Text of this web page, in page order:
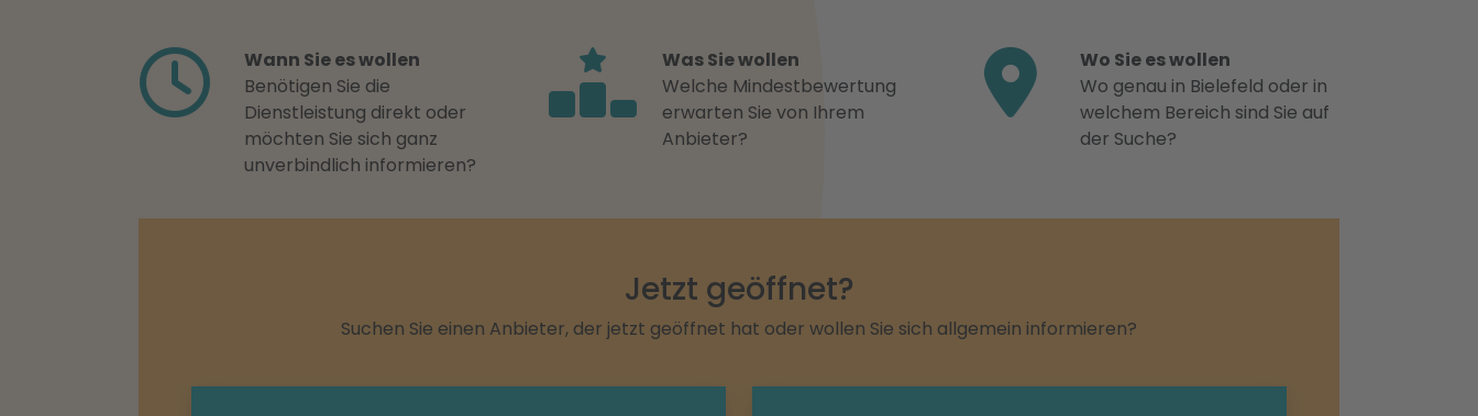
Wann Sie es wollen
Benötigen Sie die
Dienstleistung direkt oder
möchten Sie sich ganz
unverbindlich informieren?
Was Sie wollen
Welche Mindestbewertung
erwarten Sie von Ihrem
Anbieter?
Wo Sie es wollen
Wo genau in Bielefeld oder in
welchem Bereich sind Sie auf
der Suche?
Jetzt geöffnet?
Suchen Sie einen Anbieter, der jetzt geöffnet hat oder wollen Sie sich allgemein informieren?